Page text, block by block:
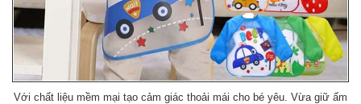
Với chất liệu mềm mại tạo cảm giác thoải mái cho bé yêu. Vừa giữ ấm